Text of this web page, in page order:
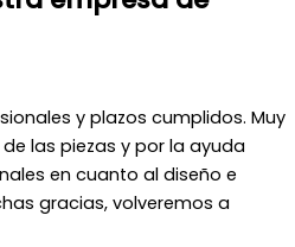
y plazos cumplidos. Muy
las piezas y por la ayuda
en cuanto al diseño e
gracias, volveremos a